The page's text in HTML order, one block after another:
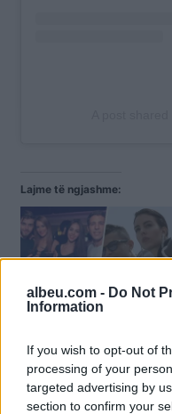
albeu.com - Do Not
Information
If you wish to opt-out of
processing of your
targeted advertising by
section to confirm your
Lajme të ngjashme:
Sot bën namin, dalin për
Rodriguez gjatë
adoleshencës (FOTO
LAJM)